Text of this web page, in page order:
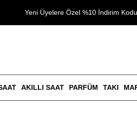
Yeni Üyelere Özel %10 İndirim
AKILLI SAAT PARFÜM TAKI